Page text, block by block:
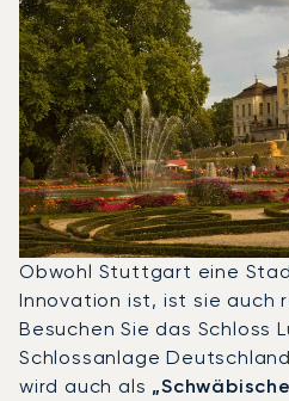
Obwohl Stuttgart eine
Innovation ist, ist sie auch
Besuchen Sie das Schloss
Schlossanlage
wird auch als